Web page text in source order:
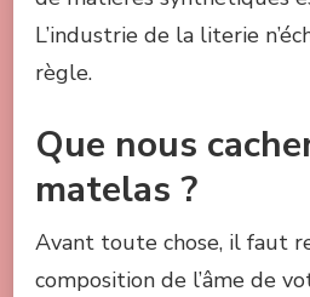
L’industrie de la literie
règle.
Que nous
matelas ?
Avant toute chose, il faut
composition de l’âme de